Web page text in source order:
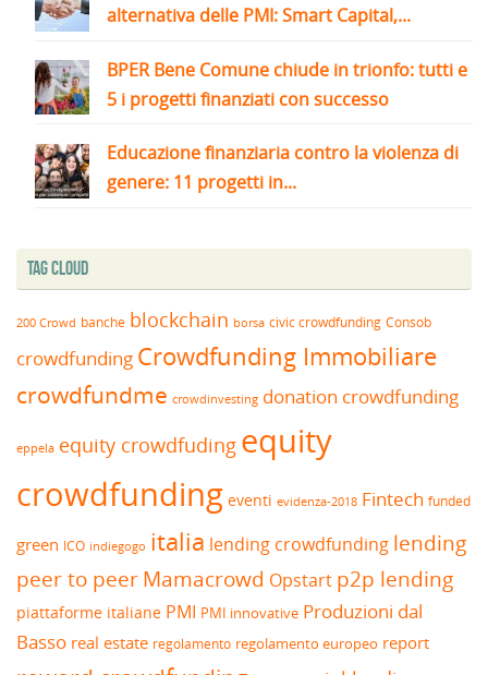
alternativa delle PMI: Smart Capital,...
BPER Bene Comune chiude in trionfo: tutti e
5 i progetti finanziati con successo
Educazione finanziaria contro la violenza di
genere: 11 progetti in...
Tag Cloud
200 Crowd banche blockchain borsa civic crowdfunding Consob
crowdfunding Crowdfunding Immobiliare
crowdfundme crowdinvesting donation crowdfunding
eppela equity crowdfuding equity
crowdfunding eventi evidenza-2018 Fintech funded
green ICO indiegogo italia lending crowdfunding lending
peer to peerMamacrowd Opstart p2p lending
piattaforme italiane PMI PMI innovative Produzioni dal
Basso real estate regolamento regolamento europeo report